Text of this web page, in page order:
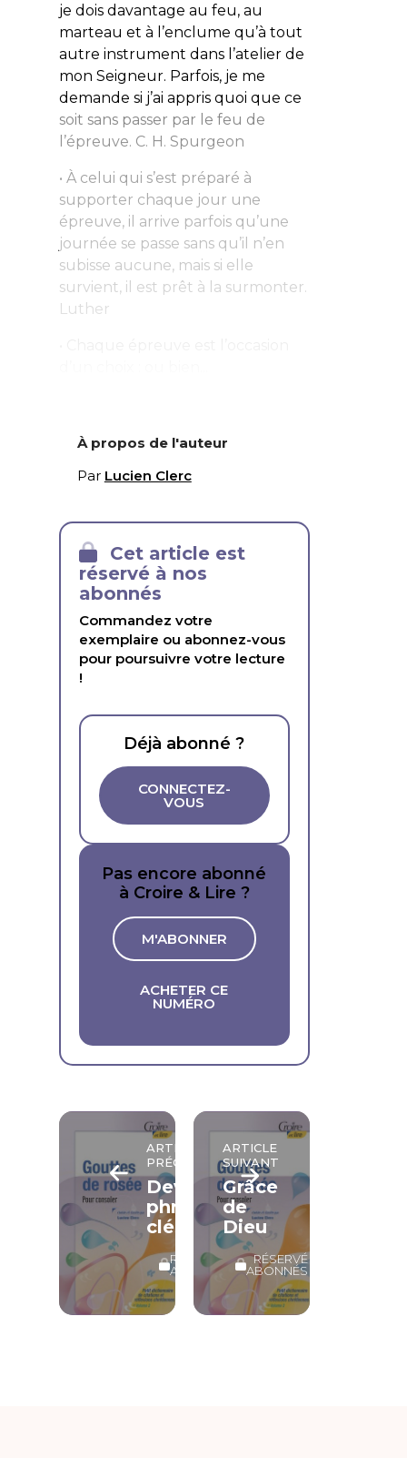
je dois davantage au feu, au
marteau et à l’enclume qu’à tout
autre instrument dans l’atelier de
mon Seigneur. Parfois, je me
demande si j’ai appris quoi que ce
soit sans passer par le feu de
l’épreuve. C. H. Spurgeon
• À celui qui s’est préparé à
supporter chaque jour une
épreuve, il arrive parfois qu’une
journée se passe sans qu’il n’en
subisse aucune, mais si elle
survient, il est prêt à la surmonter.
Luther
À propos de l'auteur
Par Lucien Clerc
Cet article est
réservé à nos
abonnés
Commandez votre
exemplaire ou abonnez-vous
pour poursuivre votre lecture
!
Déjà abonné ?
CONNECTEZ-
VOUS
Pas encore abonné
à Croire & Lire ?
M'ABONNER
ACHETER CE
NUMÉRO
ARTICLE
PRÉCÉDENT
Devises,
phrases-
clés
RÉSERVÉ
ABONNÉS
ARTICLE
SUIVANT
Grâce
de
Dieu
RÉSERVÉ
ABONNÉS